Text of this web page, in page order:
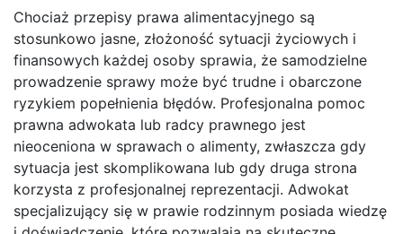
Chociaż przepisy prawa alimentacyjnego są
stosunkowo jasne, złożoność sytuacji życiowych i
finansowych każdej osoby sprawia, że samodzielne
prowadzenie sprawy może być trudne i obarczone
ryzykiem popełnienia błędów. Profesjonalna pomoc
prawna adwokata lub radcy prawnego jest
nieoceniona w sprawach o alimenty, zwłaszcza gdy
sytuacja jest skomplikowana lub gdy druga strona
korzysta z profesjonalnej reprezentacji. Adwokat
specjalizujący się w prawie rodzinnym posiada wiedzę